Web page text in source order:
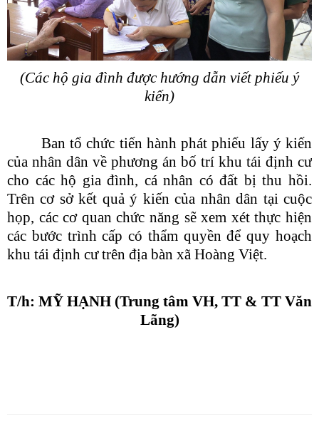
(Các hộ gia đình được hướng dẫn viết phiếu ý
kiến)
Bantổ chức tiến hànhphát phiếu lấy ý kiến
của nhân dân về phương án bố trí khu tái định cư
cho các hộ gia đình, cá nhân có đất bị thu hồi.
Trên cơ sở kết quả ý kiến của nhân dân tại cuộc
họp, cáccơ quan chức năng sẽ xem xét thực hiện
các bước trình cấp có thẩm quyền để quy hoạch
khu tái định cư trên địa bàn xã Hoàng Việt.
T/h: MỸ HẠNH (Trung tâm VH, TT & TT Văn
Lãng)